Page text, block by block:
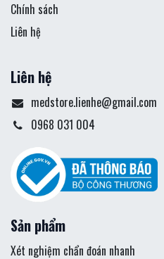
Chính sách
Liên hệ
Liên hệ
medstore.lienhe@gmail.com
0968 031 004
Sản phẩm
Xét nghiệm chẩn đoán nhanh